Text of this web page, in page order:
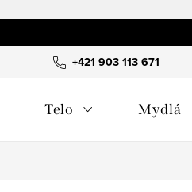
+421 903 113 671
Telo Mydlá